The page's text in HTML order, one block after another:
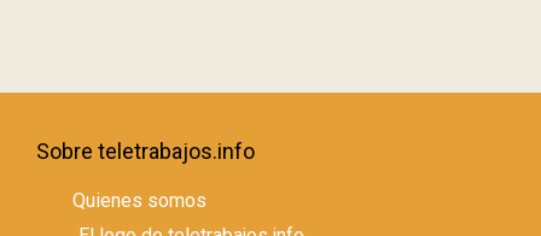
Sobre teletrabajos.info
Quienes somos